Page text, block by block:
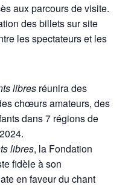
aux parcours de visite.
des billets sur site
les spectateurs et les
libresréunira des
chœurs amateurs, des
dans 7 régions de
libres, la Fondation
fidèle à son
en faveur du chant